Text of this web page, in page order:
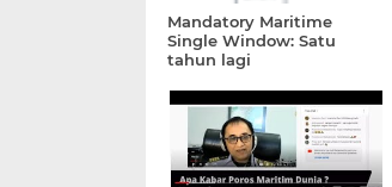
Mandatory Maritime
Single Window: Satu
tahun lagi